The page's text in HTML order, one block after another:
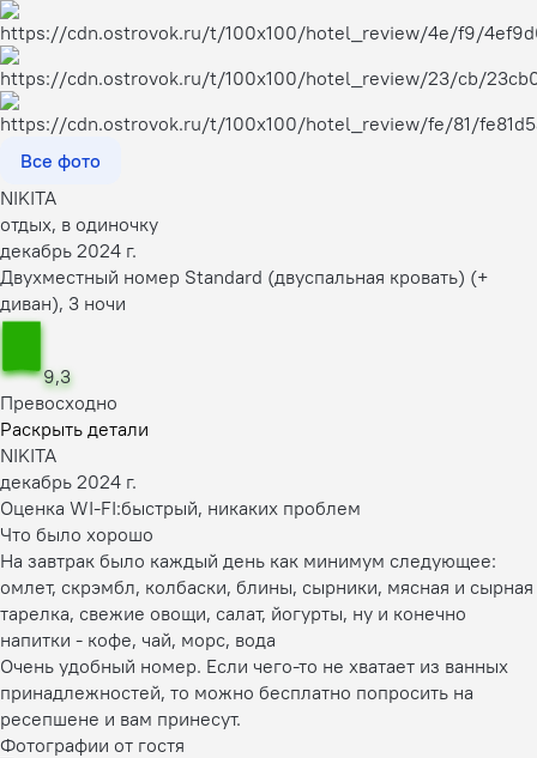
Все фото
NIKITA
отдых, в одиночку
декабрь 2024 г.
Двухместный номер Standard (двуспальная кровать) (+
диван), 3 ночи
9,3
Превосходно
Раскрыть детали
NIKITA
декабрь 2024 г.
Оценка WI-FI:быстрый, никаких проблем
Что было хорошо
На завтрак было каждый день как минимум следующее:
омлет, скрэмбл, колбаски, блины, сырники, мясная и сырная
тарелка, свежие овощи, салат, йогурты, ну и конечно
напитки - кофе, чай, морс, вода
Очень удобный номер. Если чего-то не хватает из ванных
принадлежностей, то можно бесплатно попросить на
ресепшене и вам принесут.
Фотографии от гостя